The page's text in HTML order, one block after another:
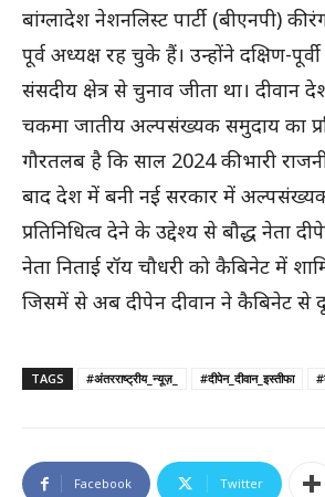
बांग्लादेश नेशनलिस्ट पार्टी (बीएनपी) की
पूर्व अध्यक्ष रह चुके हैं। उन्होंने दक्षिण-
संसदीय क्षेत्र से चुनाव जीता था। दीवान
चकमा जातीय अल्पसंख्यक समुदाय का
गौरतलब है कि साल 2024 की भारी
बाद देश में बनी नई सरकार में
प्रतिनिधित्व देने के उद्देश्य से बौद्ध नेता
नेता निताई रॉय चौधरी को कैबिनेट में
जिसमें से अब दीपेन दीवान ने कैबिनेट से
TAGS #अंतरराष्ट्रीय_न्यूज़_ #दीपेन_दीवान_इस्तीफा
Facebook Twitter